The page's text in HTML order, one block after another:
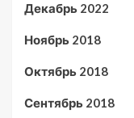
Декабрь 2022
Ноябрь 2018
Октябрь 2018
Сентябрь 2018